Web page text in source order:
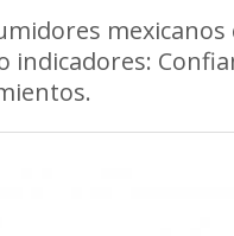
indicadores: